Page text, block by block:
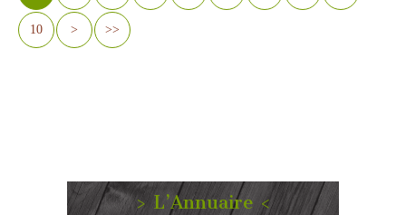
10 > >>
> L’Annuaire <